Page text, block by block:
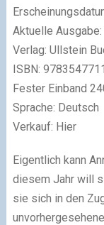
Aktuelle
Verlag: Ullstein
ISBN:
Fester Einband
Sprache: Deutsch
Verkauf: Hier
Eigentlich kann
diesem Jahr will
sie sich in den